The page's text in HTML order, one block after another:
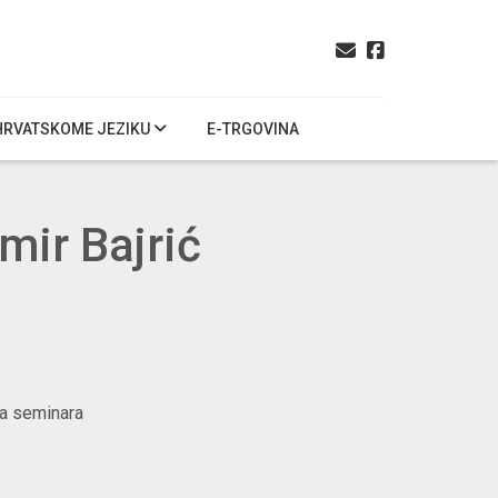
JEZIKU E-TRGOVINA
Bajrić
seminara